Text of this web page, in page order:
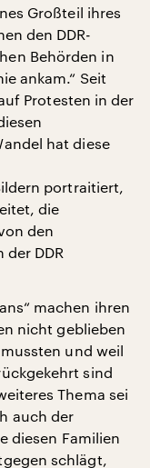
Großteil ihres
den DDR-
Behörden in
ankam.“ Seit
Protesten in der
hat diese
portraitiert,
die
den
DDR
machen ihren
nicht geblieben
und weil
sind
Thema sei
auch der
diesen Familien
schlägt,